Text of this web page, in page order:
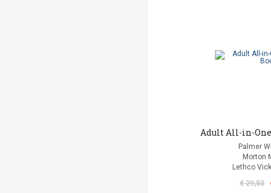
Adult All-in-One
Palmer
Morton
Lethco
€ 29,50